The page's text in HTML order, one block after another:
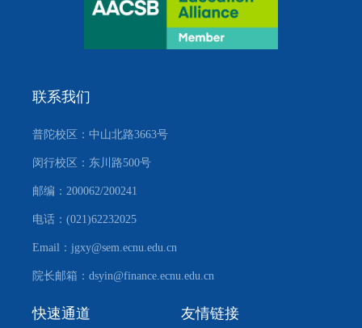
联系我们
普陀校区：中山北路3663号
闵行校区：东川路500号
邮编：200062/200241
电话：(021)62232025
Email：jgxy@sem.ecnu.edu.cn
院长邮箱：dsyin@finance.ecnu.edu.cn
快速通道 友情链接